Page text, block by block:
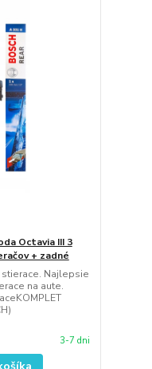
Octavia III 3
+ zadné
stierace. Najlepsie
na aute.
3-7 dni